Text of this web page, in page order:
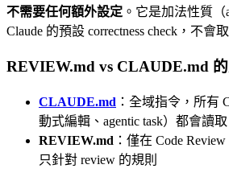
不需要任何額外設定 。它是加法性質
Claude 的預設 correctness check，不會
REVIEW.md vs CLAUDE.md 的
CLAUDE.md ：全域指令，所有
動式編輯、agentic task）都會讀取
REVIEW.md ：僅在 Code
只針對 review 的規則